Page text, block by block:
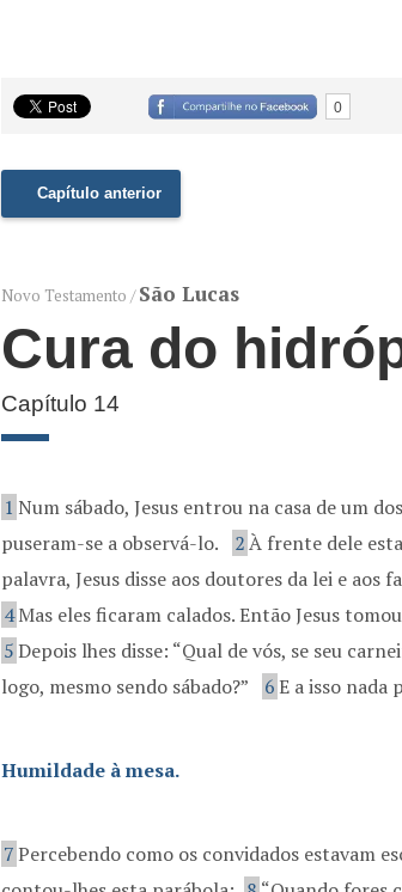
0
Capítulo anterior
Novo Testamento /São Lucas
Cura do
Capítulo 14
1 Num sábado, Jesus entrou na casa de um
puseram-se a observá-lo.
2À frente dele
palavra, Jesus disse aos doutores da lei e aos
4Mas eles ficaram calados. Então Jesus
5Depois lhes disse: “Qual de vós, se seu
logo, mesmo sendo sábado?”
6E a isso nada
Humildade à mesa.
7Percebendo como os convidados estavam